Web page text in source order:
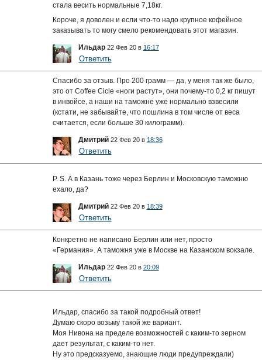
стала весить нормальные 7,18кг.
Короче, я доволен и если что-то надо крупное кофейное
заказывать то могу смело рекомендовать этот магазин.
Ильдар 22 Фев 20 в 16:17
Ответить
Спасибо за отзыв. Про 200 грамм — да, у меня так же было,
это от Coffee Cicle «ноги растут», они почему-то 0,2 кг пишут
в инвойсе, а наши на таможне уже нормально взвесили
(кстати, не забывайте, что пошлина в том числе от веса
считается, если больше 30 килограмм).
Дмитрий 22 Фев 20 в 18:36
Ответить
P. S. А в Казань тоже через Берлин и Московскую таможню
ехало, да?
Дмитрий 22 Фев 20 в 18:39
Ответить
Конкретно не написано Берлин или нет, просто
«Германия». А таможня уже в Москве на Казанском вокзале.
Ильдар 22 Фев 20 в 20:09
Ответить
Ильдар, спасибо за такой подробный ответ!
Думаю скоро возьму такой же вариант.
Моя Нивона на пределе возможностей с каким-то зерном
дает результат, с каким-то нет.
Ну это предсказуемо, знающие люди предупреждали)